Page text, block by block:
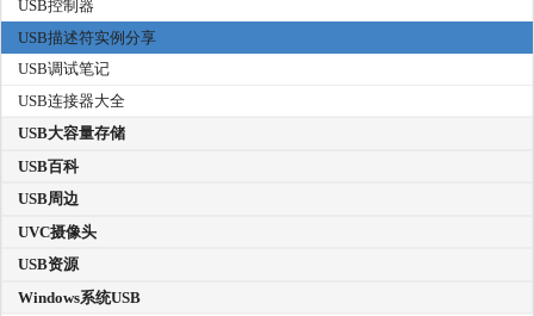
USB控制器
USB描述符实例分享
USB调试笔记
USB连接器大全
USB大容量存储
USB百科
USB周边
UVC摄像头
USB资源
Windows系统USB